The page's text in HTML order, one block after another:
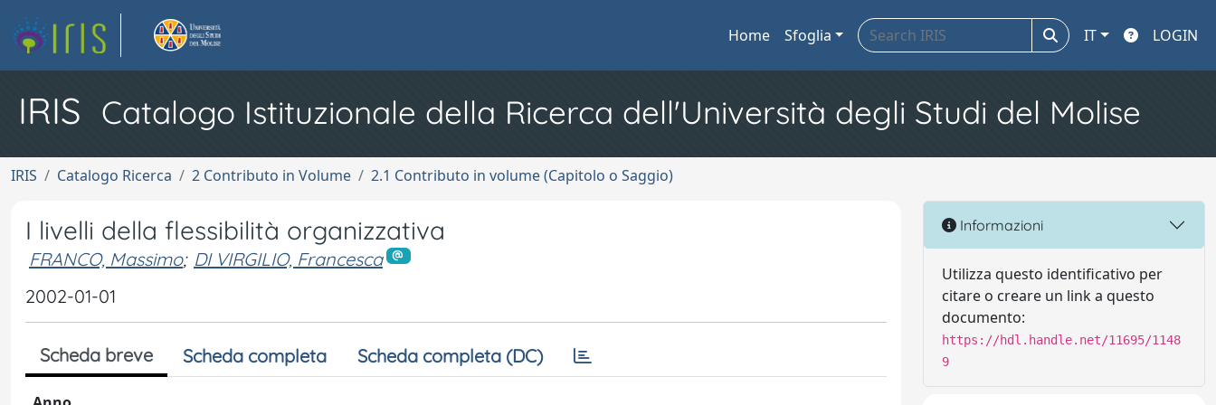
Home Sfoglia IT LOGIN
IRIS Catalogo Istituzionale della Ricerca dell'Università degli Studi del Molise
IRIS Catalogo Ricerca 2 Contributo in Volume 2.1 Contributo in volume (Capitolo o Saggio)
I livelli della flessibilità organizzativa
FRANCO, Massimo; DI VIRGILIO, Francesca
2002-01-01
Scheda breve Scheda completa Scheda completa (DC)
Informazioni
Utilizza questo identificativo per
citare o creare un link a questo
documento:
https://hdl.handle.net/11695/1148
9